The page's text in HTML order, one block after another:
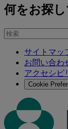
何をお探
を
サイトマッ
お問い合わ
アクセシビ
Cookie